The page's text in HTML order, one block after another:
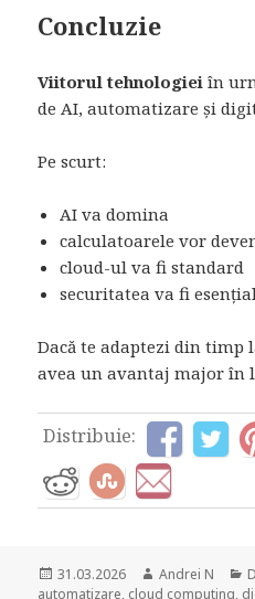
Concluzie
Viitorul tehnologiei în
de AI, automatizare și
Pe scurt:
AI va domina
calculatoarele vor
cloud-ul va fi standard
securitatea va fi
Dacă te adaptezi din timp
avea un avantaj major în
Distribuie:
Posted
on
31.03.2026 Author
Andrei N
automatizare, cloud computing,